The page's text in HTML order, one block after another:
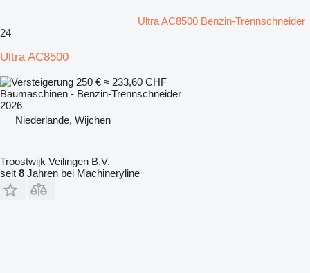
Ultra AC8500 Benzin-Trennschneider
24
Ultra AC8500
250 € ≈ 233,60 CHF
Baumaschinen - Benzin-Trennschneider
2026
Niederlande, Wijchen
Troostwijk Veilingen B.V.
seit 8 Jahren bei Machineryline